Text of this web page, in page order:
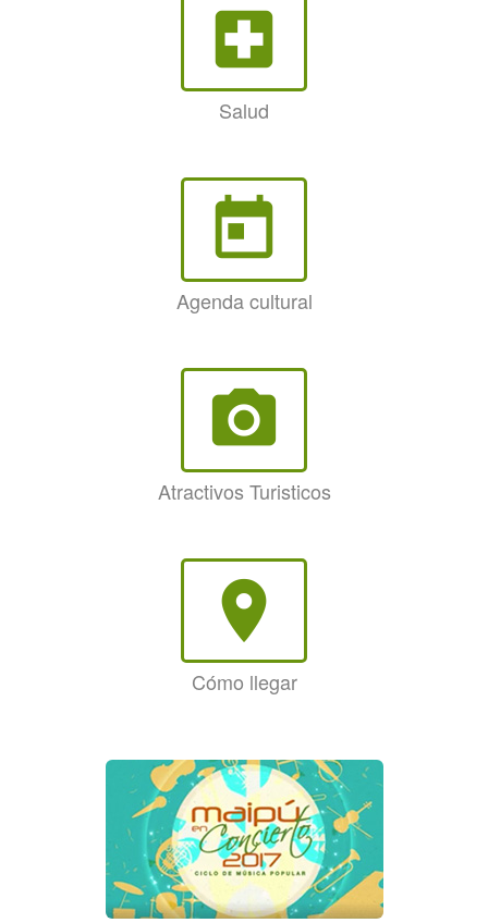
local_hospital
Salud
today
Agenda cultural
photo_camera
Atractivos Turisticos
room
Cómo llegar